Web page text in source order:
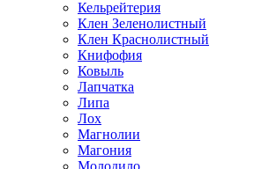
Кельрейтерия
Клен Зеленолистный
Клен Краснолистный
Книфофия
Ковыль
Лапчатка
Липа
Лох
Магнолии
Магония
Молодило